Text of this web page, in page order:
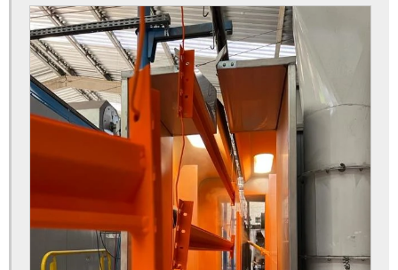
Fábrica de metalização a vácuo
Fornecedor de cromagem em peças plásticas
Fornecedor de pintura a pó
Fornecedor de pintura eletrostática
Fornecedor de pintura epóxi
Fosfatização de peças em sc
Jateamento abrasivo com granalha de aço